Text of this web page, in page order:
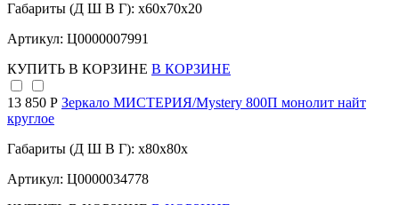
Габариты (Д Ш В Г): x60x70x20
Артикул: Ц0000007991
КУПИТЬ В КОРЗИНЕ В КОРЗИНЕ
13 850 Р Зеркало МИСТЕРИЯ/Mystery 800П монолит найт
круглое
Габариты (Д Ш В Г): x80x80x
Артикул: Ц0000034778